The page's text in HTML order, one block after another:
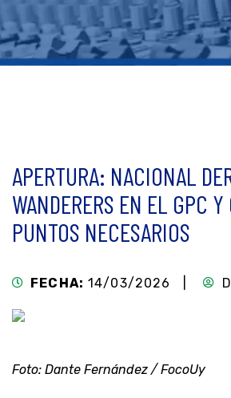
APERTURA: NACIONAL
WANDERERS EN EL GPC
PUNTOS NECESARIOS
FECHA: 14/03/2026 |
Foto: Dante Fernández / FocoUy